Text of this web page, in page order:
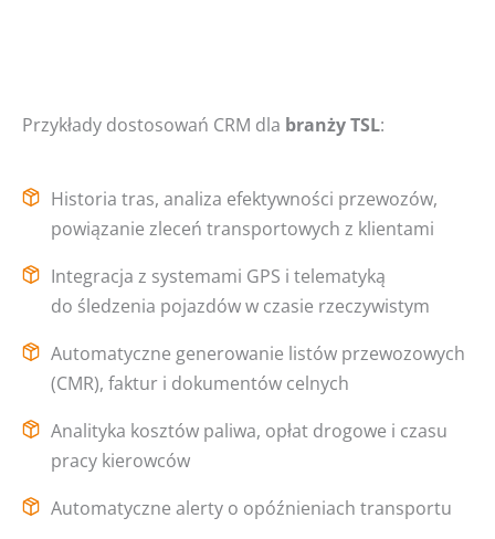
Przykłady dostosowań CRM dla branży TSL:
Historia tras, analiza efektywności przewozów,
powiązanie zleceń transportowych z klientami
Integracja z systemami GPS i telematyką
do śledzenia pojazdów w czasie rzeczywistym
Automatyczne generowanie listów przewozowych
(CMR), faktur i dokumentów celnych
Analityka kosztów paliwa, opłat drogowe i czasu
pracy kierowców
Automatyczne alerty o opóźnieniach transportu